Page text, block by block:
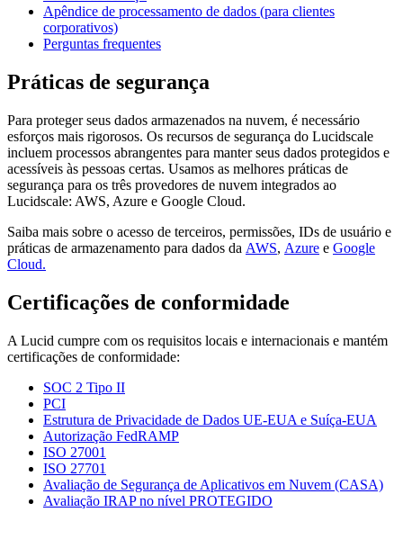
Apêndice de processamento de dados (para clientes
corporativos)
Perguntas frequentes
Práticas de segurança
Para proteger seus dados armazenados na nuvem, é necessário
esforços mais rigorosos. Os recursos de segurança do Lucidscale
incluem processos abrangentes para manter seus dados protegidos e
acessíveis às pessoas certas. Usamos as melhores práticas de
segurança para os três provedores de nuvem integrados ao
Lucidscale: AWS, Azure e Google Cloud.
Saiba mais sobre o acesso de terceiros, permissões, IDs de usuário e
práticas de armazenamento para dados da AWS, Azure e Google
Cloud.
Certificações de conformidade
A Lucid cumpre com os requisitos locais e internacionais e mantém
certificações de conformidade:
SOC 2 Tipo II
PCI
Estrutura de Privacidade de Dados UE-EUA e Suíça-EUA
Autorização FedRAMP
ISO 27001
ISO 27701
Avaliação de Segurança de Aplicativos em Nuvem (CASA)
Avaliação IRAP no nível PROTEGIDO